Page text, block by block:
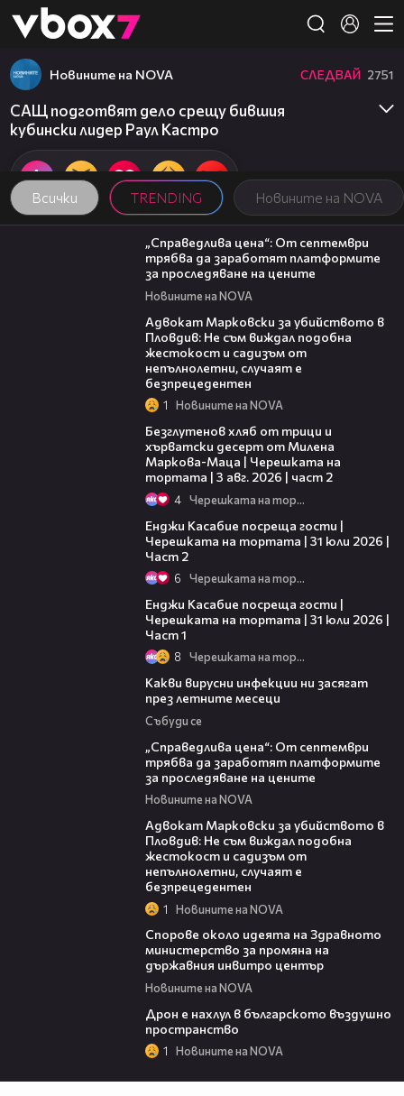
👾
Всички TRENDING Новините на NOVA
Новините на NOVA СЛЕДВАЙ 2751
САЩ подготвят дело срещу бившия
кубински лидер Раул Кастро
03:12
„Справедлива цена“: От септември
трябва да заработят платформите
за проследяване на цените
Новините на NOVA
Адвокат Марковски за убийството в
Пловдив: Не съм виждал подобна
жестокост и садизъм от
непълнолетни, случаят е
безпрецедентен
1 Новините на NOVA
Безглутенов хляб от трици и
хърватски десерт от Милена
Маркова-Маца | Черешката на
тортата | 3 авг. 2026 | част 2
4 Черешката на тортата
Енджи Касабие посреща гости |
Черешката на тортата | 31 юли 2026 |
Част 2
6 Черешката на тортата
Енджи Касабие посреща гости |
Черешката на тортата | 31 юли 2026 |
Част 1
8 Черешката на тортата
Какви вирусни инфекции ни засягат
през летните месеци
Събуди се
„Справедлива цена“: От септември
трябва да заработят платформите
за проследяване на цените
Новините на NOVA
Адвокат Марковски за убийството в
Пловдив: Не съм виждал подобна
жестокост и садизъм от
непълнолетни, случаят е
безпрецедентен
1 Новините на NOVA
Спорове около идеята на Здравното
министерство за промяна на
държавния инвитро център
Новините на NOVA
Дрон е нахлул в българското въздушно
пространство
1 Новините на NOVA